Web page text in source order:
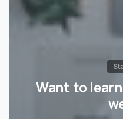
Want to